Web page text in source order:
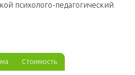
психолого-педагогический
Стоимость